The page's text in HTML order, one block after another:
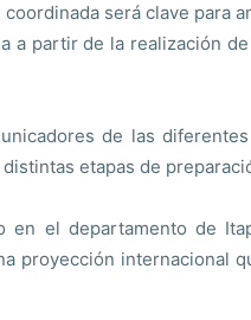
será clave para
a partir de la realización
de las
etapas de
el departamento de
internacional